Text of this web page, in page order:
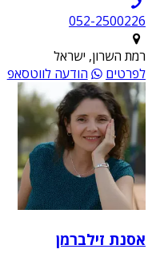
052-2500226
רמת השרון, ישראל
לפרטים
הודעה לווטסאפ
אסנת זילברמן